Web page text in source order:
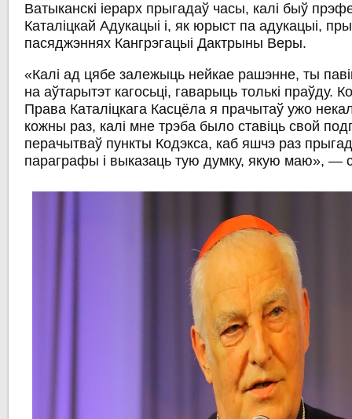
Ватыканскі іерарх прыгадаў часы, калі быў
Каталіцкай Адукацыі і, як юрыст па адукацыі,
пасяджэннях Кангрэгацыі Дактрыны Веры.
«Калі ад цябе залежыць нейкае рашэнне, ты
на аўтарытэт кагосьці, гаварыць толькі праўду.
Права Каталіцкага Касцёла я прачытаў ужо
кожны раз, калі мне трэба было ставіць свой
перачытваў пункты Кодэкса, каб яшчэ раз
параграфы і выказаць тую думку, якую маю», —